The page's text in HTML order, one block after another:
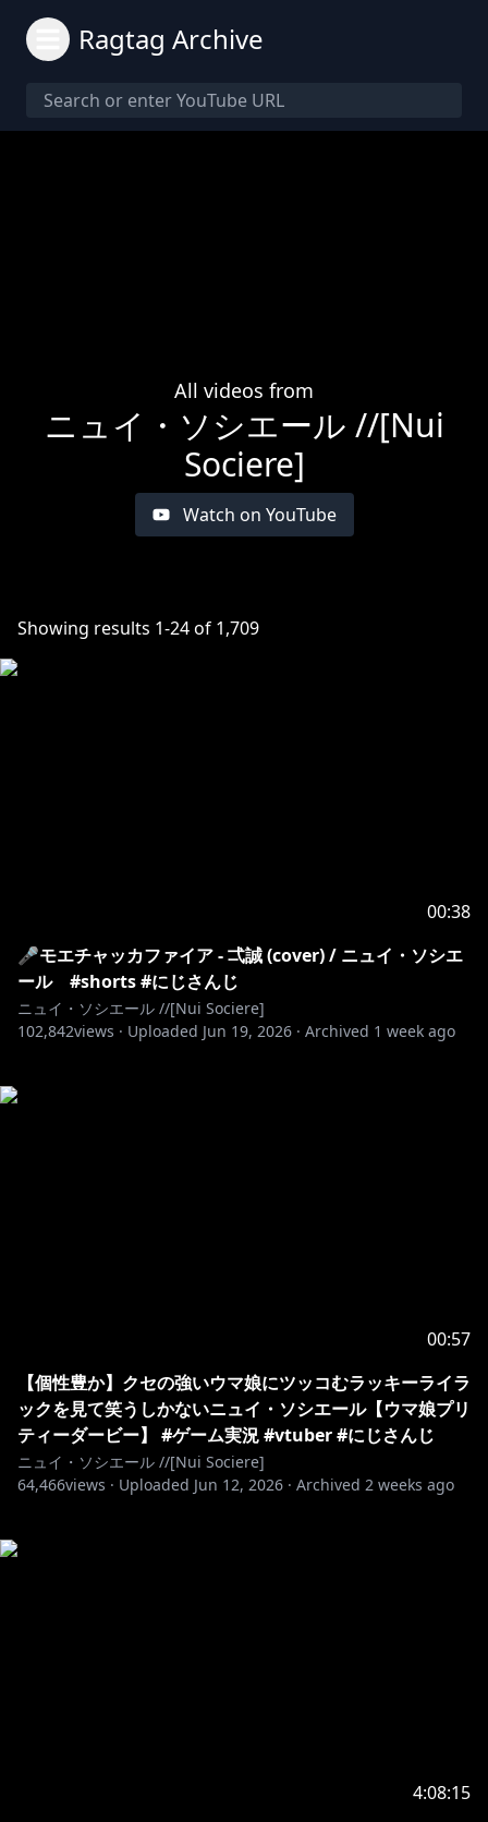
Ragtag Archive
All videos from
ニュイ・ソシエール //[Nui
Sociere]
Watch on YouTube
Showing results 1-24of 1,709
00:38
🎤モエチャッカファイア - 弌誠 (cover) / ニュイ・ソシエ
ール #shorts #にじさんじ
ニュイ・ソシエール //[Nui Sociere]
102,842views · Uploaded Jun 19, 2026 · Archived 1 week ago
00:57
【個性豊か】クセの強いウマ娘にツッコむラッキーライラ
ックを見て笑うしかないニュイ・ソシエール【ウマ娘プリ
ティーダービー】 #ゲーム実況 #vtuber #にじさんじ
ニュイ・ソシエール //[Nui Sociere]
64,466views · Uploaded Jun 12, 2026 · Archived 2 weeks ago
4:08:15